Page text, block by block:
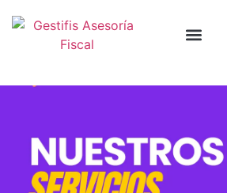
GESTORÍA PARA HERENCIAS Y COMPRAVENTAS DE INMUEBLES
plusvalía o asistencia en el cambio
En Gestifis estamos aquí para ti.